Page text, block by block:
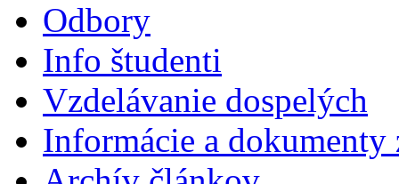
Odbory
Info študenti
Vzdelávanie dospelých
Informácie a